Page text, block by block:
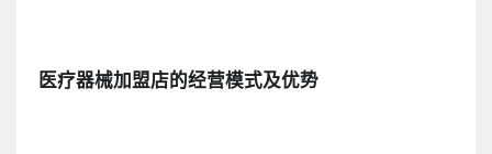
医疗器械加盟店的经营模式及优势